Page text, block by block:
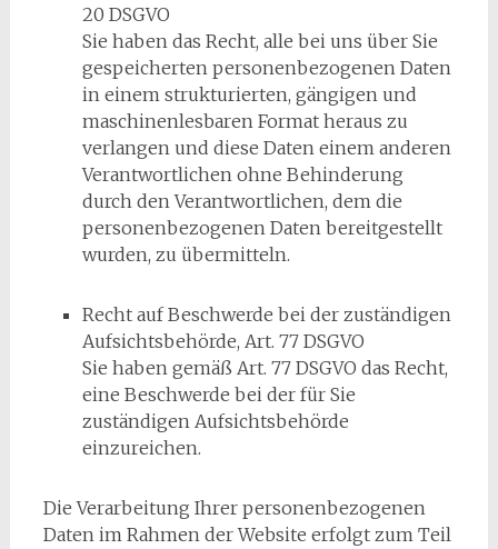
20 DSGVO
Sie haben das Recht, alle bei uns über Sie
gespeicherten personenbezogenen Daten
in einem strukturierten, gängigen und
maschinenlesbaren Format heraus zu
verlangen und diese Daten einem anderen
Verantwortlichen ohne Behinderung
durch den Verantwortlichen, dem die
personenbezogenen Daten bereitgestellt
wurden, zu übermitteln.
Recht auf Beschwerde bei der zuständigen
Aufsichtsbehörde, Art. 77 DSGVO
Sie haben gemäß Art. 77 DSGVO das Recht,
eine Beschwerde bei der für Sie
zuständigen Aufsichtsbehörde
einzureichen.
Die Verarbeitung Ihrer personenbezogenen
Daten im Rahmen der Website erfolgt zum Teil